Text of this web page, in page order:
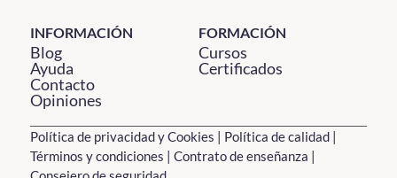
INFORMACIÓN
Blog
Ayuda
Contacto
Opiniones
FORMACIÓN
Cursos
Certificados
Política de privacidad y Cookies | Política de calidad|
Términos y condiciones | Contrato de enseñanza |